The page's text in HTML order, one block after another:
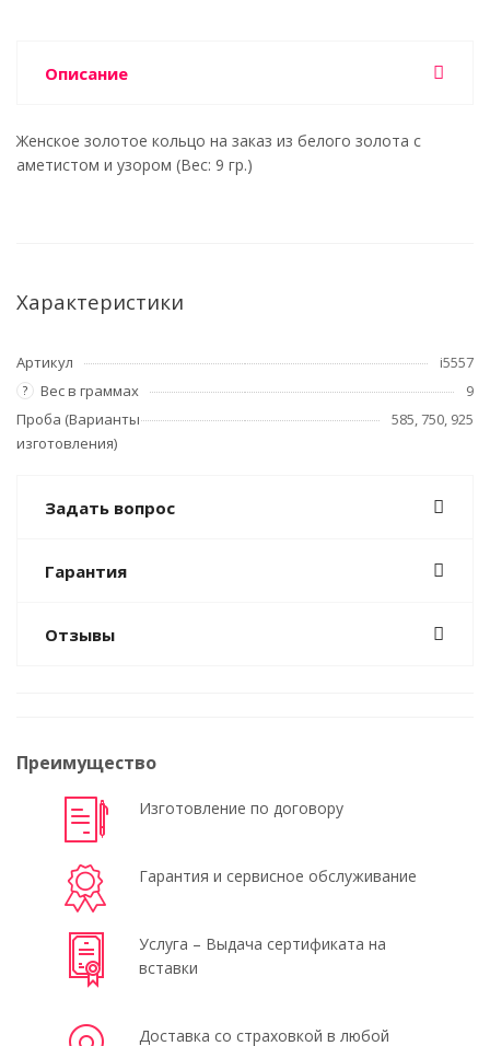
Описание
Женское золотое кольцо на заказ из белого золота с
аметистом и узором (Вес: 9 гр.)
Характеристики
Артикул i5557
? Вес в граммах
9
Проба (Варианты
изготовления)
585, 750, 925
Задать вопрос
Гарантия
Отзывы
Преимущество
Изготовление по договору
Гарантия и сервисное обслуживание
Услуга – Выдача сертификата на
вставки
Доставка со страховкой в любой